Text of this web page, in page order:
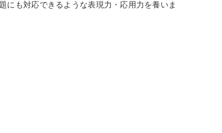
にも対応できるような表現力・応用力を養いま